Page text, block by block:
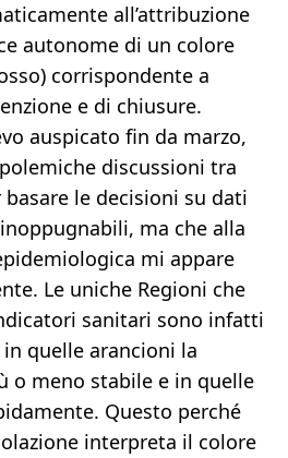
all’attribuzione
autonome di un colore
corrispondente a
e di chiusure.
auspicato fin da marzo,
discussioni tra
le decisioni su dati
ma che alla
mi appare
Le uniche Regioni che
sanitari sono infatti
quelle arancioni la
o meno stabile e in quelle
Questo perché
interpreta il colore